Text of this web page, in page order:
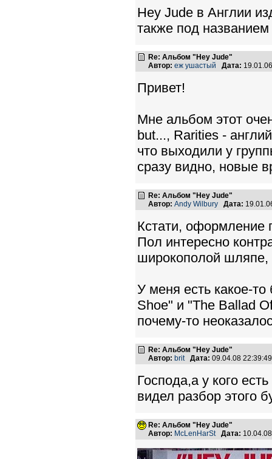
Hey Jude в Англии
также под
Re: Альбом "Hey Jude"
Автор: еж ушастый Дата:
Привет!
Мне альбом этот
but..., Rarities -
что выходили у
сразу видно, новые
Re: Альбом "Hey Jude"
Автор: Andy Wilbury Дата:
Кстати, оформление
Пол интересно
широкополой шляпе,
У меня есть какое-
Shoe" и "The Ballad
почему-то
Re: Альбом "Hey Jude"
Автор: brit Дата: 09.04.08
Господа,а у кого
видел разбор этого
Re: Альбом "Hey Jude"
Автор: McLenHarSt Дата: